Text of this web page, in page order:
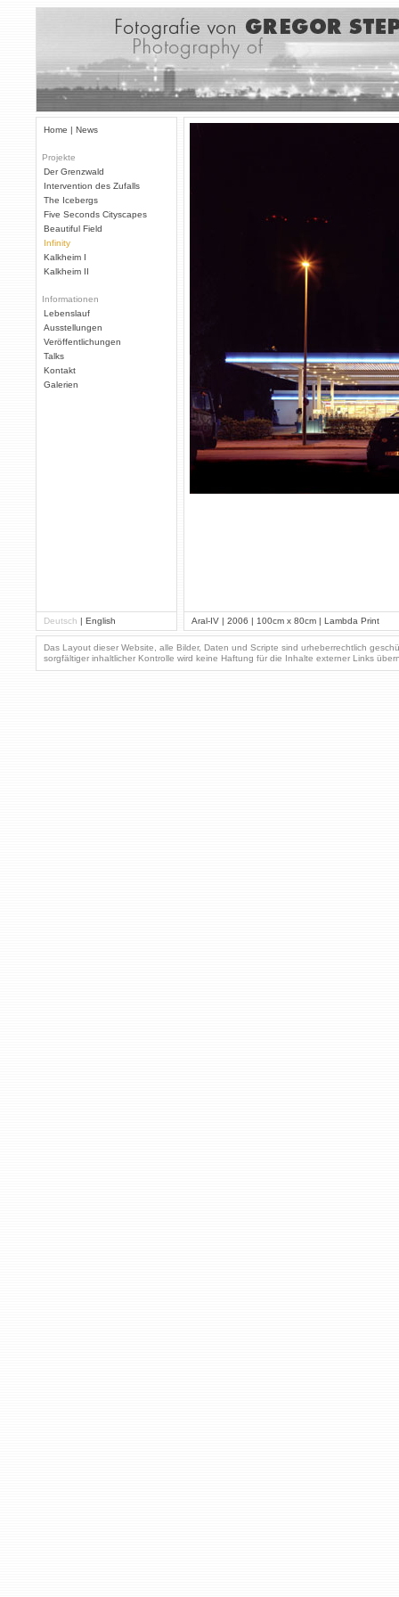
Home | News
Projekte
Der Grenzwald
Intervention des Zufalls
The Icebergs
Five Seconds Cityscapes
Beautiful Field
Infinity
Kalkheim I
Kalkheim II
Informationen
Lebenslauf
Ausstellungen
Veröffentlichungen
Talks
Kontakt
Galerien
Deutsch | English Aral-IV | 2006 | 100cm x 80cm | Lambda Print
Das Layout dieser Website, alle Bilder, Daten und Scripte sind urheberrechtlich
sorgfältiger inhaltlicher Kontrolle wird keine Haftung für die Inhalte externer Links